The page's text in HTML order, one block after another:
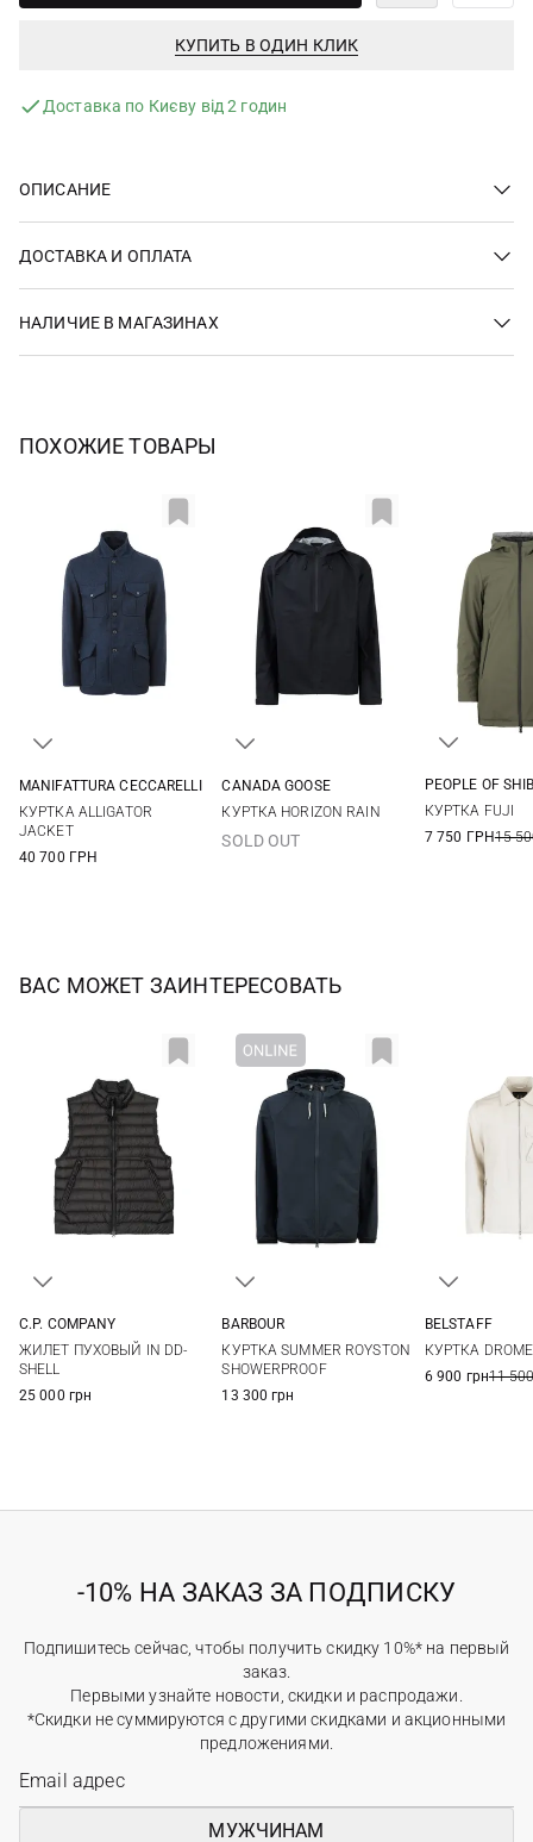
КУПИТЬ В ОДИН КЛИК
Доставка по Києву від 2 годин
ОПИСАНИЕ
ДОСТАВКА И ОПЛАТА
НАЛИЧИЕ В МАГАЗИНАХ
ПОХОЖИЕ ТОВАРЫ
MANIFATTURA CECCARELLI
КУРТКА ALLIGATOR
JACKET
40 700 ГРН
CANADA GOOSE
КУРТКА HORIZON RAIN
SOLD OUT
PEOPLE OF
КУРТКА FUJI
7 750 ГРН15
ВАС МОЖЕТ ЗАИНТЕРЕСОВАТЬ
3XL
C.P. COMPANY
ЖИЛЕТ ПУХОВЫЙ IN DD-
SHELL
25 000 грн
BARBOUR
КУРТКА SUMMER ROYSTON
SHOWERPROOF
13 300 грн
BELSTAFF
КУРТКА DROME
6 900 грн11
-10% НА ЗАКАЗ ЗА ПОДПИСКУ
Подпишитесь сейчас, чтобы получить скидку 10%* на первый
заказ.
Первыми узнайте новости, скидки и распродажи.
*Скидки не суммируются с другими скидками и акционными
предложениями.
МУЖЧИНАМ